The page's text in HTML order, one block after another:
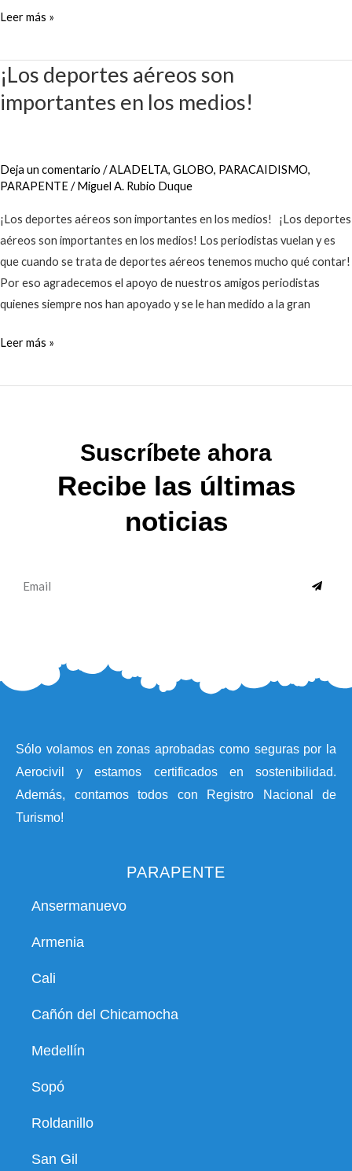
Leer más »
¡Los deportes aéreos son
importantes en los medios!
Deja un comentario /ALADELTA, GLOBO, PARACAIDISMO,
PARAPENTE/Miguel A. Rubio Duque
¡Los deportes aéreos son importantes en los medios! ¡Los deportes
aéreos son importantes en los medios! Los periodistas vuelan y es
que cuando se trata de deportes aéreos tenemos mucho qué contar!
Por eso agradecemos el apoyo de nuestros amigos periodistas
quienes siempre nos han apoyado y se le han medido a la gran
¡Los
deportes
aéreos
en
medios!
Leer más »
Suscríbete ahora
Recibe las últimas
noticias
Sólo volamos en zonas aprobadas como seguras por la
Aerocivil y estamos certificados en sostenibilidad.
Además, contamos todos con Registro Nacional de
Turismo!
PARAPENTE
Ansermanuevo
Armenia
Cali
Cañón del Chicamocha
Medellín
Sopó
Roldanillo
San Gil